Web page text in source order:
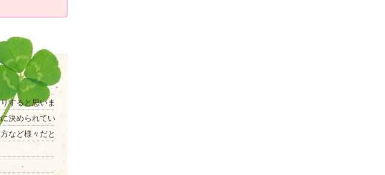
すると思いま
決められてい
など様々だと